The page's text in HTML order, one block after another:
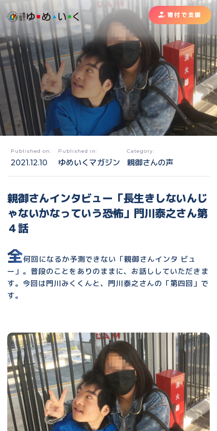
寄付で支援
Published on:
2021.12.10
Published in:
ゆめいくマガジン
Category:
親御さんの声
親御さんインタビュー「長生きしないんじ
ゃないかなっていう恐怖」門川泰之さん第
４話
全何回になるか予測できない「親御さんインタ ビュ
ー」。普段のことをありのままに、お話ししていただきま
す。今回は門川みくくんと、門川泰之さんの「第四回」で
す。